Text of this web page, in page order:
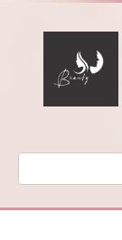
Поиск: